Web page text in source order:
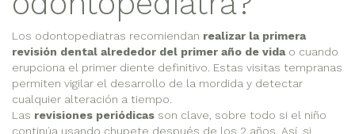
Los odontopediatras recomiendan realizar la primera
revisión dental alrededor del primer año de vida o cuando
erupciona el primer diente definitivo. Estas visitas tempranas
permiten vigilar el desarrollo de la mordida y detectar
cualquier alteración a tiempo.
Las revisiones periódicas son clave, sobre todo si el niño
continúa usando chupete después de los 2 años. Así, si